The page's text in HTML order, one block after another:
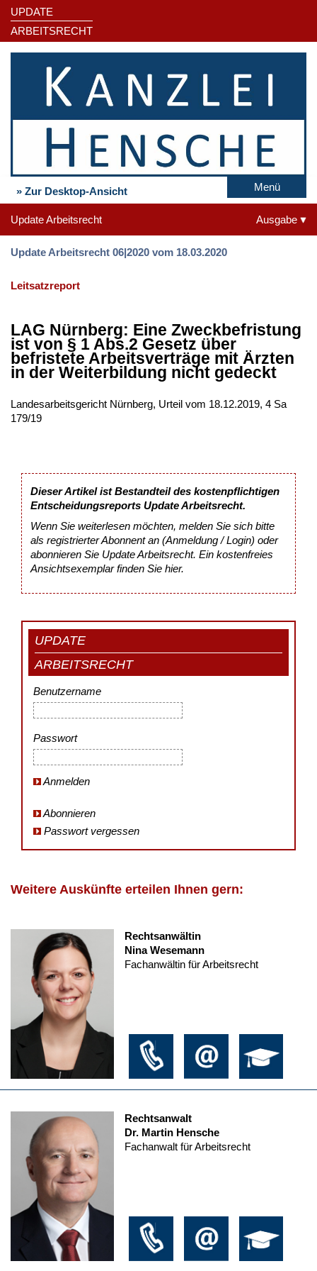
UPDATE
ARBEITSRECHT
» Zur Desktop-Ansicht Menü
Update Arbeitsrecht Ausgabe
Update Arbeitsrecht 06|2020 vom 18.03.2020
Leitsatzreport
LAG Nürnberg: Eine Zweckbefristung
ist von § 1 Abs.2 Gesetz über
befristete Arbeitsverträge mit Ärzten
in der Weiterbildung nicht gedeckt
Landesarbeitsgericht Nürnberg, Urteil vom 18.12.2019, 4 Sa
179/19
Dieser Artikel ist Bestandteil des kostenpflichtigen
Entscheidungsreports Update Arbeitsrecht.
Wenn Sie weiterlesen möchten, melden Sie sich bitte
als registrierter Abonnent an (Anmeldung / Login) oder
abonnieren Sie Update Arbeitsrecht. Ein kostenfreies
Ansichtsexemplar finden Sie hier.
UPDATE
ARBEITSRECHT
Benutzername
Passwort
Anmelden
Abonnieren
Passwort vergessen
Weitere Auskünfte erteilen Ihnen gern:
Rechtsanwältin
Nina Wesemann
Fachanwältin für Arbeitsrecht
Rechtsanwalt
Dr. Martin Hensche
Fachanwalt für Arbeitsrecht